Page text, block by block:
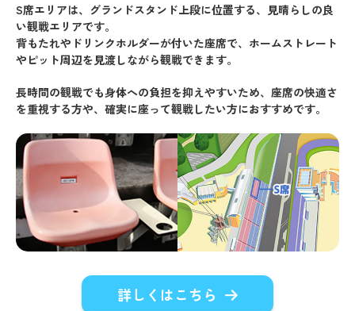
S席エリアは、グランドスタンド上段に位置する、見晴らしの良
い観戦エリアです。
背もたれやドリンクホルダーが付いた座席で、ホームストレート
やピット周辺を見渡しながら観戦できます。
長時間の観戦でも身体への負担を抑えやすいため、座席の快適さ
を重視する方や、確実に座って観戦したい方におすすめです。
詳しくはこちら